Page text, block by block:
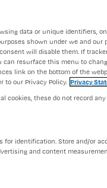
Nursing22 juli
de eerste
zó zou
data or unique identifiers,
shown under we and our
will disable them. If
can resurface this menu to
link on the bottom of the
to our Privacy Policy. Privacy
cookies, these do not record
for identification. Store and/or
and content